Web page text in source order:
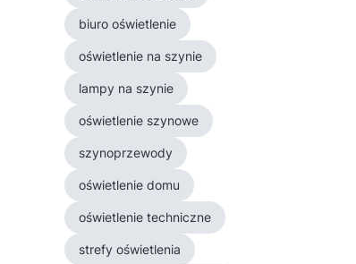
biuro oświetlenie
oświetlenie na szynie
lampy na szynie
oświetlenie szynowe
szynoprzewody
oświetlenie domu
oświetlenie techniczne
strefy oświetlenia